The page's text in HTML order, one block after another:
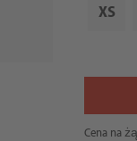
XS
Cena na